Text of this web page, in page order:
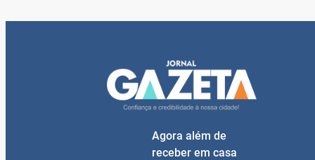
Agora além de
receber em casa